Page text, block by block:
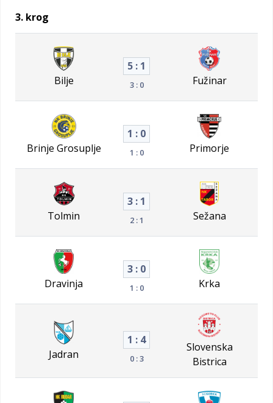
3. krog
Bilje
5 : 1
3 : 0 Fužinar
Brinje Grosuplje
1 : 0
1 : 0 Primorje
Tolmin
3 : 1
2 : 1 Sežana
Dravinja
3 : 0
1 : 0 Krka
Jadran
1 : 4
0 : 3
Slovenska
Bistrica